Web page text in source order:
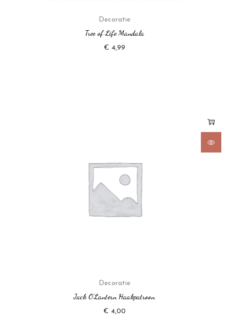
Decoratie
Tree of Life Mandala
€ 4,99
Decoratie
Jack O’Lantern Haakpatroon
€ 4,00